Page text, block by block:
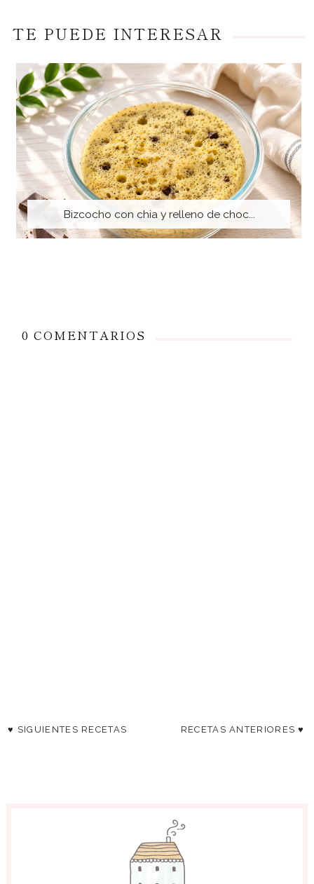
TE PUEDE INTERESAR
Bizcocho con chia y relleno de choc...
0 COMENTARIOS
♥ SIGUIENTES RECETAS RECETAS ANTERIORES ♥